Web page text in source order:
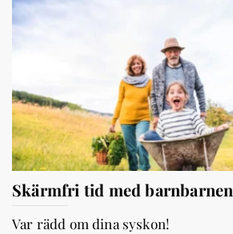
Skärmfri tid med barnbarnen
Var rädd om dina syskon!